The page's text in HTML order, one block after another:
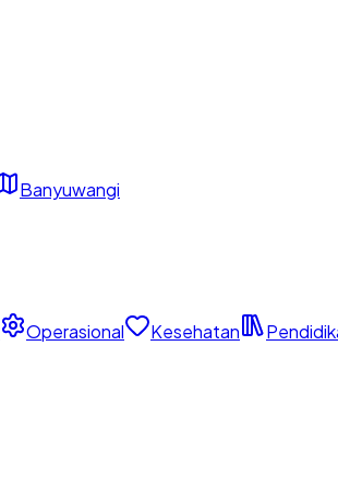
Banyuwangi
Operasional Kesehatan